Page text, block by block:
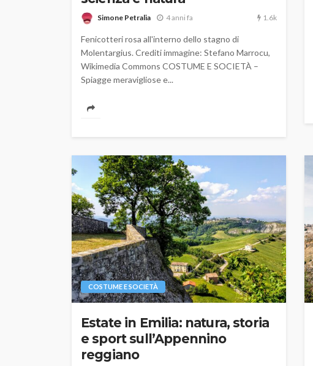
Simone Petralia 4 anni fa 1.6k
Fenicotteri rosa all'interno dello stagno di
Molentargius. Crediti immagine: Stefano Marrocu,
Wikimedia Commons COSTUME E SOCIETÀ –
Spiagge meravigliose e...
COSTUME E SOCIETÀ
Estate in Emilia: natura, storia
e sport sull’Appennino
reggiano